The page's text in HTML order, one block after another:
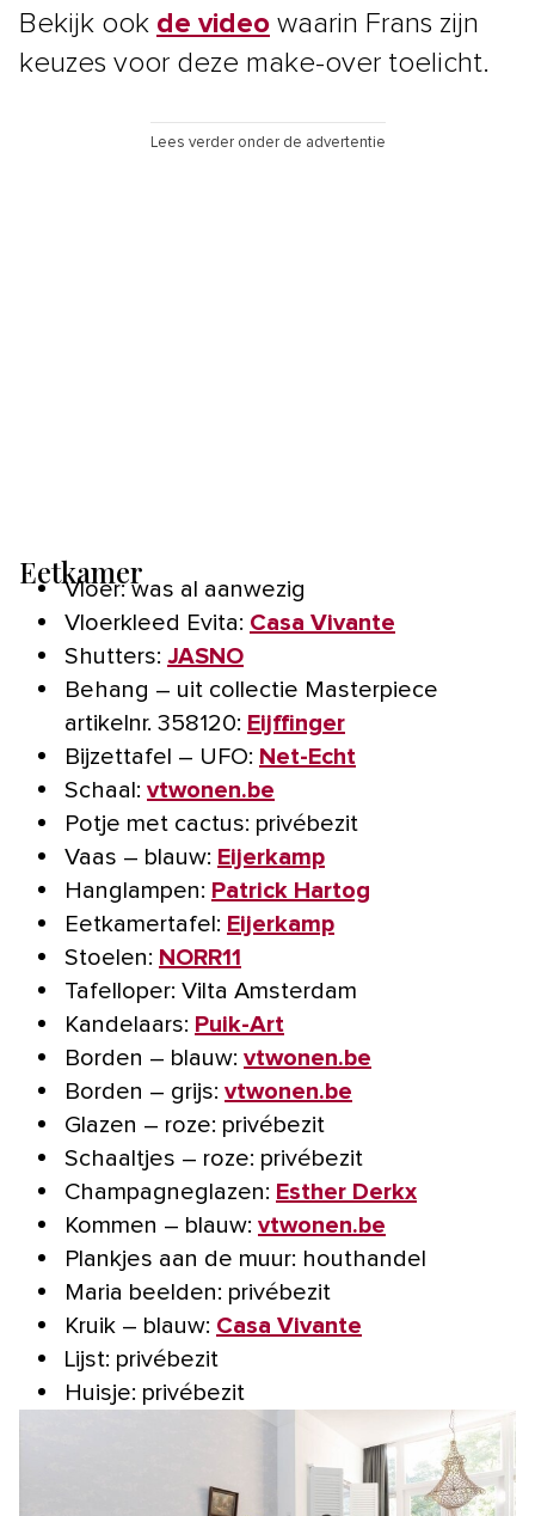
Bekijk ook de video waarin Frans zijn
keuzes voor deze make-over toelicht.
Lees verder onder de advertentie
Eetkamer
Vloer: was al aanwezig
Vloerkleed Evita: Casa Vivante
Shutters: JASNO
Behang – uit collectie Masterpiece
artikelnr. 358120: Eijffinger
Bijzettafel – UFO: Net-Echt
Schaal: vtwonen.be
Potje met cactus: privébezit
Vaas – blauw: Eijerkamp
Hanglampen: Patrick Hartog
Eetkamertafel: Eijerkamp
Stoelen: NORR11
Tafelloper: Vilta Amsterdam
Kandelaars: Puik-Art
Borden – blauw: vtwonen.be
Borden – grijs: vtwonen.be
Glazen – roze: privébezit
Schaaltjes – roze: privébezit
Champagneglazen: Esther Derkx
Kommen – blauw: vtwonen.be
Plankjes aan de muur: houthandel
Maria beelden: privébezit
Kruik – blauw: Casa Vivante
Lijst: privébezit
Huisje: privébezit